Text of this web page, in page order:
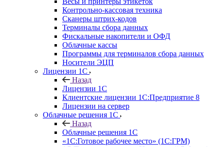
Контрольно-кассовая техника
Сканеры штрих-кодов
Терминалы сбора данных
Фискальные накопители и ОФД
Облачные кассы
Программы для терминалов сбора данных
Носители ЭЦП
Лицензии 1С
Назад
Лицензии 1С
Клиентские лицензии 1С:Предприятие 8
Лицензии на сервер
Облачные решения 1С
Назад
Облачные решения 1С
«1C:Готовое рабочее место» (1С:ГРМ)